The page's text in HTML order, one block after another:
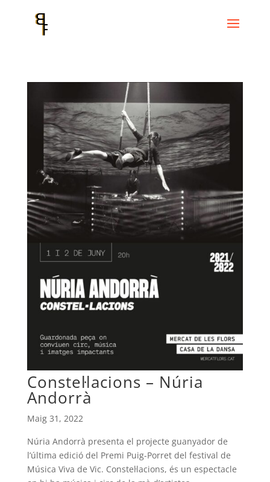
Constel·lacions – Núria
Andorrà
Maig 31, 2022
Núria Andorrà presenta el projecte guanyador de
l’última edició del Premi Puig-Porret del festival de
Música Viva de Vic. Constel·lacions, és un espectacle